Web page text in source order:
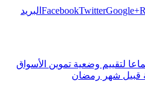
FacebookTwitterGoogle+
البريد
لتقييم وضعية تموين الأسواق
قبيل شهر رمضان